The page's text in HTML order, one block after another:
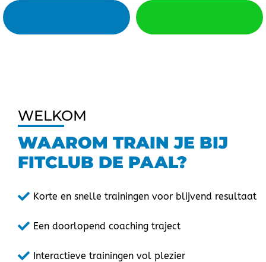
WELKOM
WAAROM TRAIN JE BIJ
FITCLUB DE PAAL?
Korte en snelle trainingen voor blijvend resultaat
Een doorlopend coaching traject
Interactieve trainingen vol plezier